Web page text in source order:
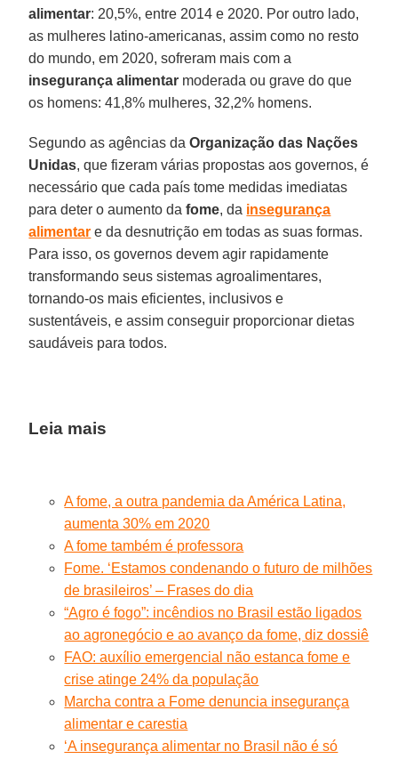
alimentar: 20,5%, entre 2014 e 2020. Por outro lado,
as mulheres latino-americanas, assim como no resto
do mundo, em 2020, sofreram mais com a
insegurança alimentar moderada ou grave do que
os homens: 41,8% mulheres, 32,2% homens.
Segundo as agências daOrganização das Nações
Unidas, que fizeram várias propostas aos governos, é
necessário que cada país tome medidas imediatas
para deter o aumento dafome, da insegurança
alimentar e da desnutrição em todas as suas formas.
Para isso, os governos devem agir rapidamente
transformando seus sistemas agroalimentares,
tornando-os mais eficientes, inclusivos e
sustentáveis, e assim conseguir proporcionar dietas
saudáveis para todos.
Leia mais
A fome, a outra pandemia da América Latina,
aumenta 30% em 2020
A fome também é professora
Fome. ‘Estamos condenando o futuro de milhões
de brasileiros’ – Frases do dia
“Agro é fogo”: incêndios no Brasil estão ligados
ao agronegócio e ao avanço da fome, diz dossiê
FAO: auxílio emergencial não estanca fome e
crise atinge 24% da população
Marcha contra a Fome denuncia insegurança
alimentar e carestia
‘A insegurança alimentar no Brasil não é só